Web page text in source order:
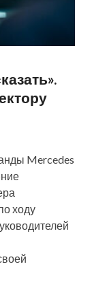
Mercedes
ходу